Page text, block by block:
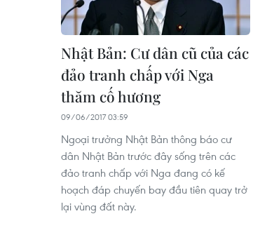
Nhật Bản: Cư dân cũ của các
đảo tranh chấp với Nga
thăm cố hương
09/06/2017 03:59
Ngoại trưởng Nhật Bản thông báo cư
dân Nhật Bản trước đây sống trên các
đảo tranh chấp với Nga đang có kế
hoạch đáp chuyến bay đầu tiên quay trở
lại vùng đất này.